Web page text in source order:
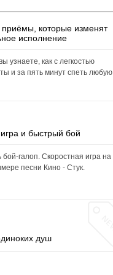
которые изменят
исполнение
узнаете, как с легкостью
и за пять минут спеть любую
и быстрый бой
бой-галоп. Скоростная игра на
песни Кино - Стук.
душ